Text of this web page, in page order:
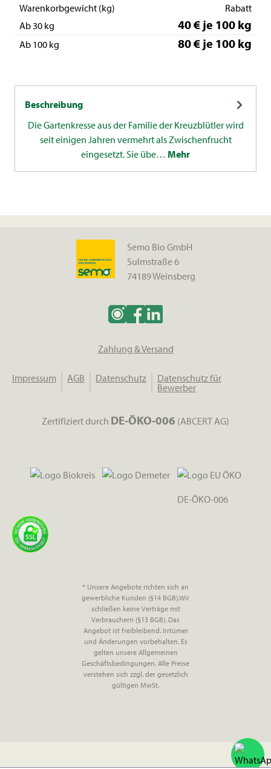
Warenkorbgewicht (kg)
Rabatt
Ab 30 kg
40 € je 100 kg
Ab 100 kg 80 € je 100 kg
Beschreibung
Die Gartenkresse aus der Familie der Kreuzblütler wird
seit einigen Jahren vermehrt als Zwischenfrucht
eingesetzt. Sie übe… Mehr
Semo Bio GmbH
Sulmstraße 6
74189 Weinsberg
Zahlung & Versand
Impressum AGB Datenschutz
Datenschutz für
Bewerber
Zertifiziert durch DE-ÖKO-006 (ABCERT AG)
DE-ÖKO-006
* Unsere Angebote richten sich an
gewerbliche Kunden (§14 BGB).Wir
schließen keine Verträge mit
Verbrauchern (§13 BGB). Das
Angebot ist freibleibend. Irrtümer
und Änderungen vorbehalten. Es
gelten unsere Allgemeinen
Geschäftsbedingungen. Alle Preise
verstehen sich zzgl. der gesetzlich
gültigen MwSt.